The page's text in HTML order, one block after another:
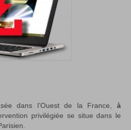
dans l’Ouest de la France, à
privilégiée se situe dans le